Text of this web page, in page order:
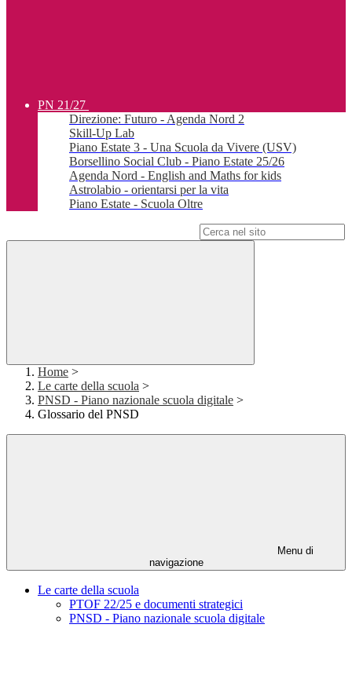
PN 21/27
Direzione: Futuro - Agenda Nord 2
Skill-Up Lab
Piano Estate 3 - Una Scuola da Vivere (USV)
Borsellino Social Club - Piano Estate 25/26
Agenda Nord - English and Maths for kids
Astrolabio - orientarsi per la vita
Piano Estate - Scuola Oltre
Home >
Le carte della scuola >
PNSD - Piano nazionale scuola digitale >
Glossario del PNSD
Menu di
navigazione
Le carte della scuola
PTOF 22/25 e documenti strategici
PNSD - Piano nazionale scuola digitale